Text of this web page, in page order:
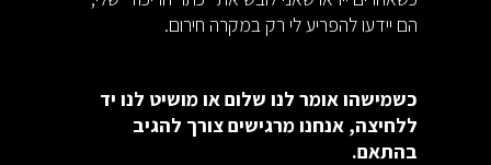
הם יידעו להפריע לי רק במקרה חירום.
כשמישהו אומר לנו שלום או מושיט לנו יד
ללחיצה, אנחנו מרגישים צורך להגיב
בהתאם.